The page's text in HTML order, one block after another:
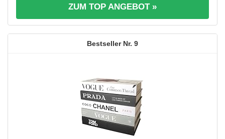
ZUM TOP ANGEBOT »
9